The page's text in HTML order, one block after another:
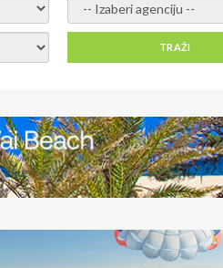
- izaberi agenciju -
TRAŽI